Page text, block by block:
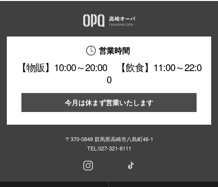
営業時間
【物販】10:00～20:00 【飲食】11:00～22:0
0
今月は休まず営業いたします
〒370-0849 群馬県高崎市八島町46-1
TEL:027-321-8111